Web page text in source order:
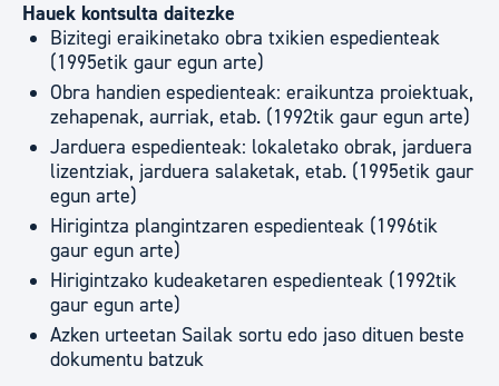
Hauek kontsulta daitezke
Bizitegi eraikinetako obra txikien espedienteak
(1995etik gaur egun arte)
Obra handien espedienteak: eraikuntza proiektuak,
zehapenak, aurriak, etab. (1992tik gaur egun arte)
Jarduera espedienteak: lokaletako obrak, jarduera
lizentziak, jarduera salaketak, etab. (1995etik gaur
egun arte)
Hirigintza plangintzaren espedienteak (1996tik
gaur egun arte)
Hirigintzako kudeaketaren espedienteak (1992tik
gaur egun arte)
Azken urteetan Sailak sortu edo jaso dituen beste
dokumentu batzuk